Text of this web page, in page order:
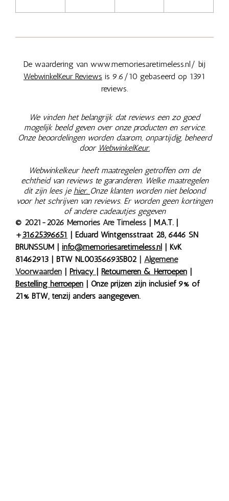
De waardering van www.memoriesaretimeless.nl/ bij
WebwinkelKeur Reviews is 9.6/10 gebaseerd op 1391
reviews.
We vinden het belangrijk dat reviews een zo goed
mogelijk beeld geven over onze producten en service.
Onze beoordelingen worden daarom, onpartijdig, beheerd
door WebwinkelKeur.
Webwinkelkeur heeft maatregelen getroffen om de
echtheid van reviews te garanderen. Welke maatregelen
dit zijn lees je hier. Onze klanten worden niet beloond
voor het schrijven van reviews. Er worden geen kortingen
of andere cadeautjes gegeven
© 2021-2026 Memories Are Timeless | M.A.T. |
+31625396651 | Eduard Wintgensstraat 28, 6446 SN
BRUNSSUM | info@memoriesaretimeless.nl | KvK
81462913 | BTW NL003566935B02 | Algemene
Voorwaarden | Privacy | Retourneren & Herroepen |
Bestelling herroepen | Onze prijzen zijn inclusief 9% of
21% BTW, tenzij anders aangegeven.